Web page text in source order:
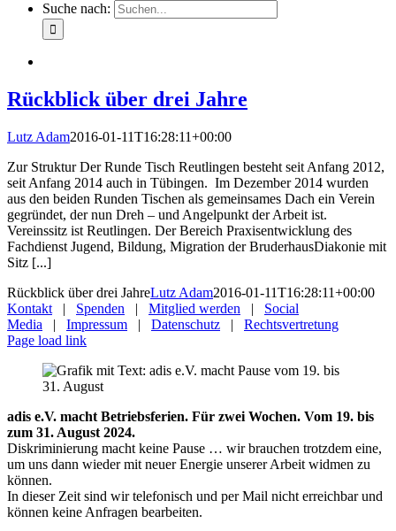
Suche nach:
Rückblick über drei Jahre
Lutz Adam2016-01-11T16:28:11+00:00
Zur Struktur Der Runde Tisch Reutlingen besteht seit Anfang 2012,
seit Anfang 2014 auch in Tübingen. Im Dezember 2014 wurden
aus den beiden Runden Tischen als gemeinsames Dach ein Verein
gegründet, der nun Dreh – und Angelpunkt der Arbeit ist.
Vereinssitz ist Reutlingen. Der Bereich Praxisentwicklung des
Fachdienst Jugend, Bildung, Migration der BruderhausDiakonie mit
Sitz [...]
Rückblick über drei JahreLutz Adam2016-01-11T16:28:11+00:00
Kontakt | Spenden | Mitglied werden | Social
Media | Impressum | Datenschutz | Rechtsvertretung
Page load link
adis e.V. macht Betriebsferien. Für zwei Wochen. Vom 19. bis
zum 31. August 2024.
Diskriminierung macht keine Pause … wir brauchen trotzdem eine,
um uns dann wieder mit neuer Energie unserer Arbeit widmen zu
können.
In dieser Zeit sind wir telefonisch und per Mail nicht erreichbar und
können keine Anfragen bearbeiten.